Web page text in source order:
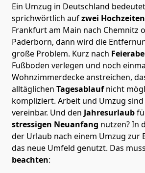
Ein Umzug in Deutschland
sprichwörtlich aufzwei Hochzeiten
Frankfurt am Main nach Chemnitz
Paderborn, dann wird die
große Problem. Kurz nach
Fußboden verlegen und noch
Wohnzimmerdecke anstreichen,
alltäglichen Tagesablaufnicht
kompliziert. Arbeit und Umzug
vereinbar. Und den Jahresurlaub
stressigen Neuanfang nutzen? In
der Urlaub nach einem Umzug zur
das neue Umfeld genutzt. Das
beachten: